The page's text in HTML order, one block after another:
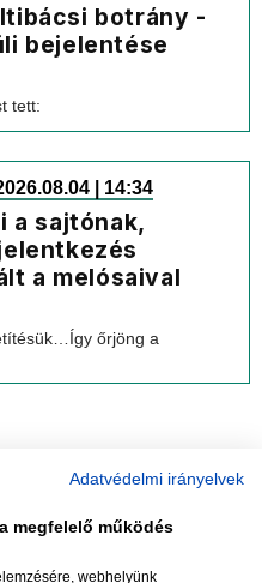
botrány -
bejelentése
tett:
| 14:34
a sajtónak,
a melósaival
őrjöng a
Adatvédelmi irányelvek
megfelelő működés
webhelyünk